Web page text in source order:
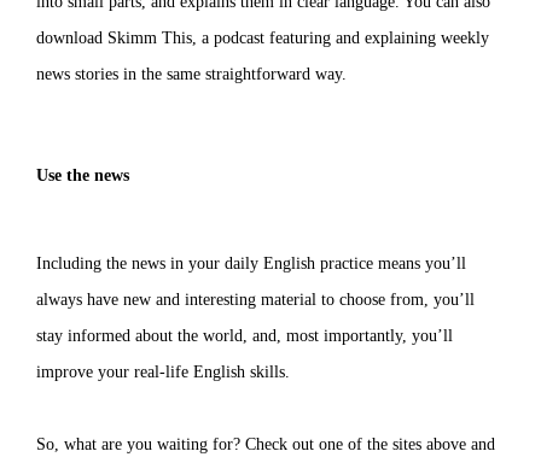
download Skimm This, a podcast featuring and explaining weekly
news stories in the same straightforward way.
Use the news
Including the news in your daily English practice means you’ll
always have new and interesting material to choose from, you’ll
stay informed about the world, and, most importantly, you’ll
improve your real-life English skills.
So, what are you waiting for? Check out one of the sites above and